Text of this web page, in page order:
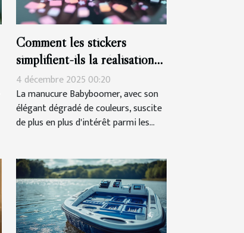
Comment les stickers
simplifient-ils la réalisation
d'une manucure Babyboomer
?
4 décembre 2025 00:20
La manucure Babyboomer, avec son
élégant dégradé de couleurs, suscite
de plus en plus d'intérêt parmi les...